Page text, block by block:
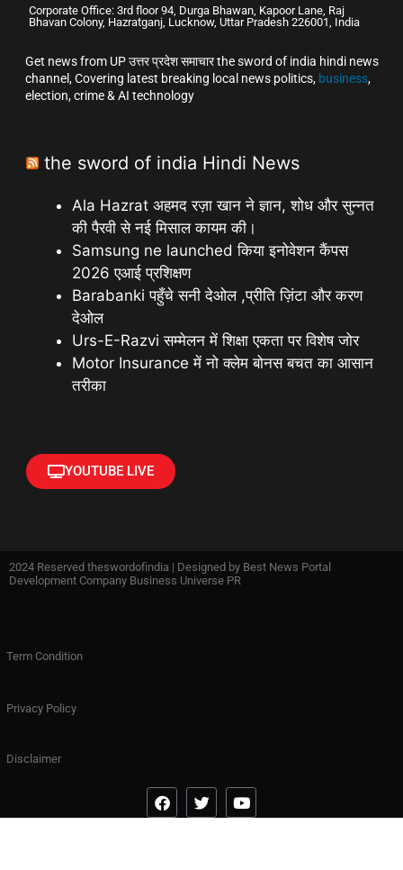
Corporate Office: 3rd floor 94, Durga Bhawan, Kapoor Lane, Raj
Bhavan Colony, Hazratganj, Lucknow, Uttar Pradesh 226001, India
Get news from UP उत्तर प्रदेश समाचार the sword of india hindi news
channel, Covering latest breaking local news politics, business,
election, crime & AI technology
the sword of india Hindi News
Ala Hazrat अहमद रज़ा खान ने ज्ञान, शोध और सुन्नत
की पैरवी से नई मिसाल कायम की।
Samsung ne launched किया इनोवेशन कैंपस
2026 एआई प्रशिक्षण
Barabanki पहुँचे सनी देओल ,प्रीति ज़िंटा और करण
देओल
Urs-E-Razvi सम्मेलन में शिक्षा एकता पर विशेष जोर
Motor Insurance में नो क्लेम बोनस बचत का आसान
तरीका
YOUTUBE LIVE
2024 Reserved theswordofindia | Designed by Best News Portal
Development Company Business Universe PR
Term Condition
Privacy Policy
Disclaimer